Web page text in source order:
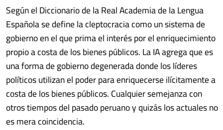
Según el Diccionario de la Real Academia de la Lengua
Española se define la cleptocracia como un sistema de
gobierno en el que prima el interés por el enriquecimiento
propio a costa de los bienes públicos. La IA agrega que es
una forma de gobierno degenerada donde los líderes
políticos utilizan el poder para enriquecerse ilícitamente a
costa de los bienes públicos. Cualquier semejanza con
otros tiempos del pasado peruano y quizás los actuales no
es mera coincidencia.